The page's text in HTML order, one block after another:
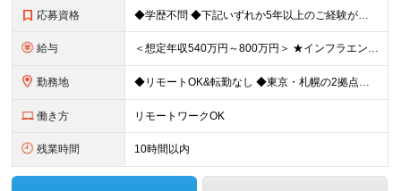
応募資格 ◆学歴不問 ◆下記いずれか5年以上のご経験がある方 AWS、インフラ設計、インフラ構築 ＼こんな方も大歓迎／ ・自動化や標準化を推進することが好きな方 ・インフラアーキテクトやSREを目指したい方
給与 ＜想定年収540万円～800万円＞ ★インフラエンジニアの場合は想定年収【540万～800万円】ほどとなります。 【東京都】 ◆月給：33.4万円～＋賞与年2回（賞与支給実績5ヶ月分）＋残業代全額支
勤務地 ◆リモートOK&転勤なし ◆東京・札幌の2拠点で募集中 【東京本社】 東京都千代田区神田練塀町300 住友不動産秋葉原駅前ビル17F 【札幌開発センター】 北海道札幌市北区北7条西4-5-1 伊藤
働き方 リモートワークOK
残業時間 10時間以内